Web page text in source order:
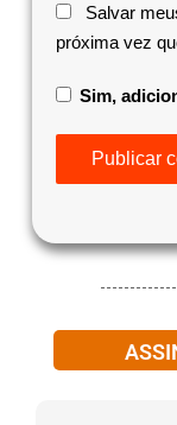
Salvar
próxima vez
Sim,